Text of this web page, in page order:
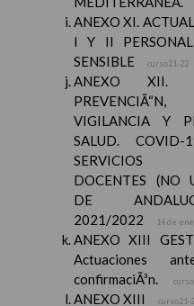
ANEXO XI.
I Y II PERSONAL
SENSIBLE
curso21-22
ANEXO XII.
PREVENCIÃ“N,
VIGILANCIA Y
SALUD.
SERVICIOS
DOCENTES (NO
DE
2021/2022
14 de
ANEXO XIII
Actuaciones
confirmaciÃ³n.
ANEXO XIII curso21-